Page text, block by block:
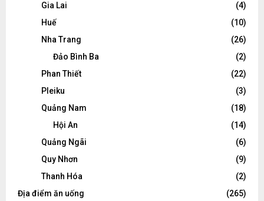
Gia Lai
(4)
Huế
(10)
Nha Trang
(26)
Đảo Bình Ba
(2)
Phan Thiết
(22)
Pleiku
(3)
Quảng Nam
(18)
Hội An
(14)
Quảng Ngãi
(6)
Quy Nhơn
(9)
Thanh Hóa
(2)
Địa điểm ăn uống
(265)